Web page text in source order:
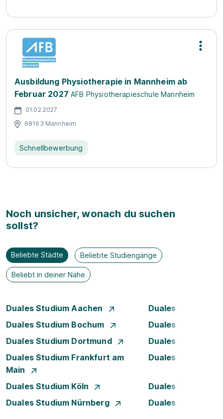
Ausbildung Physiotherapie in Mannheim ab
Februar 2027 AFB Physiotherapieschule Mannheim
01.02.2027
68163 Mannheim
Schnellbewerbung
Noch unsicher, wonach du suchen
sollst?
Beliebte Städte Beliebte Studiengänge
Beliebt in deiner Nähe
Duales Studium Aachen
Duales Studium
Duales Studium Bochum
Duales Studium
Duales Studium Dortmund
Duales Studium
Duales Studium Frankfurt am
Main
Duales Studium
Duales Studium Köln
Duales Studium
Duales Studium Nürnberg
Duales Studium